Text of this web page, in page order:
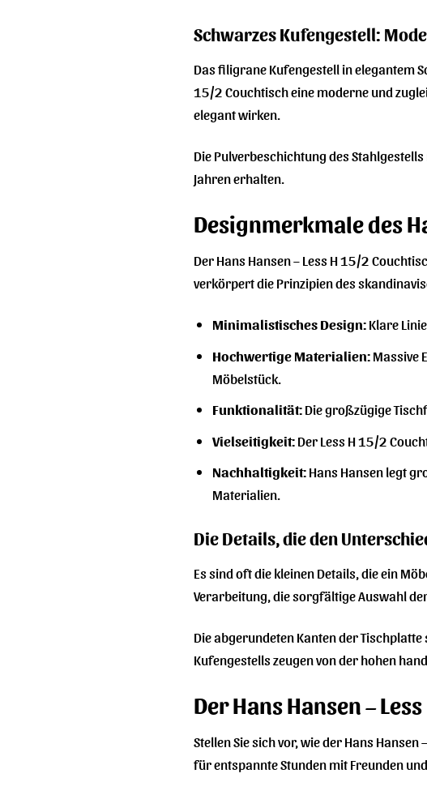
Schwarzes Kufengestell:
Das filigrane Kufengestell in elegantem
15/2 Couchtisch eine moderne und
elegant wirken.
Die Pulverbeschichtung des
Jahren erhalten.
Designmerkmale des
Der Hans Hansen – Less H 15/2
verkörpert die Prinzipien des
Minimalistisches Design:Klare
Hochwertige Materialien:Massive
Möbelstück.
Funktionalität:Die großzügige
Vielseitigkeit:Der Less H 15/2
Nachhaltigkeit:Hans Hansen legt
Materialien.
Die Details, die den
Es sind oft die kleinen Details, die ein
Verarbeitung, die sorgfältige Auswahl
Die abgerundeten Kanten der
Kufengestells zeugen von der hohen
Der Hans Hansen –
Stellen Sie sich vor, wie der Hans
für entspannte Stunden mit Freunden